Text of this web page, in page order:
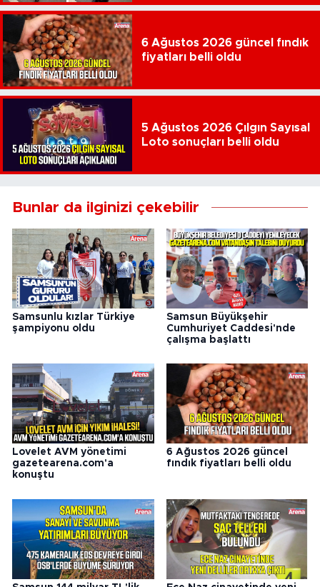
6 Ağustos 2026 güncel fındık
fiyatları belli oldu
5 Ağustos 2026 Çılgın Sayısal
Loto sonuçları belli oldu
Bunlar da ilginizi çekebilir
Samsunlu kızlar Türkiye
şampiyonu oldu
Samsun Büyükşehir
Cumhuriyet Caddesi'nde
çalışma başlattı
Lovelet AVM yönetimi
gazetearena.com'a
konuştu
6 Ağustos 2026 güncel
fındık fiyatları belli oldu